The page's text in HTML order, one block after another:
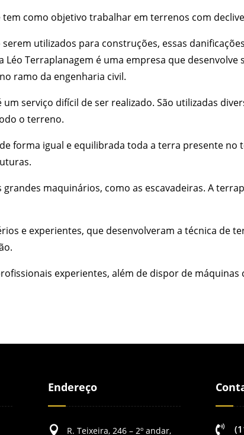
como objetivo trabalhar em terrenos com
utilizados para construções, essas
Terraplanagem é uma empresa que desenvolve
ramo da engenharia civil.
serviço difícil de ser realizado. São utilizadas
o terreno.
forma igual e equilibrada toda a terra presente no
maquinários, como as escavadeiras. A
e experientes, que desenvolveram a técnica de
experientes, além de dispor de máquinas
Endereço
 R. Teixeira, 246 – 2º andar, 